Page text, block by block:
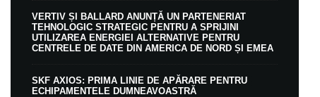
VERTIV ȘI BALLARD ANUNȚĂ UN PARTENERIAT
TEHNOLOGIC STRATEGIC PENTRU A SPRIJINI
UTILIZAREA ENERGIEI ALTERNATIVE PENTRU
CENTRELE DE DATE DIN AMERICA DE NORD ȘI EMEA
SKF AXIOS: PRIMA LINIE DE APĂRARE PENTRU
ECHIPAMENTELE DUMNEAVOASTRĂ